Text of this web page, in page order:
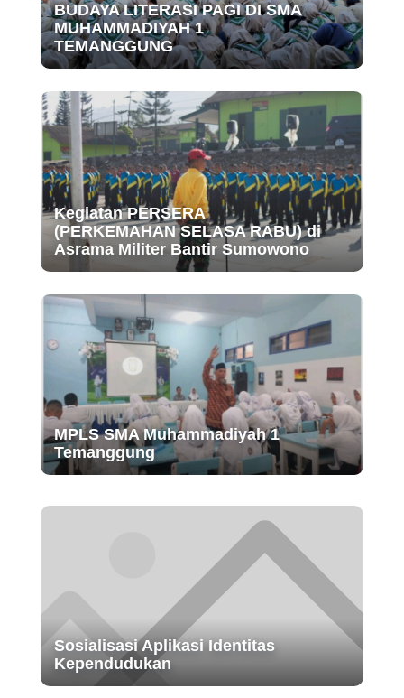
BUDAYA LITERASI PAGI DI SMA
MUHAMMADIYAH 1
TEMANGGUNG
Kegiatan PERSERA
(PERKEMAHAN SELASA RABU) di
Asrama Militer Bantir Sumowono
MPLS SMA Muhammadiyah 1
Temanggung
Sosialisasi Aplikasi Identitas
Kependudukan